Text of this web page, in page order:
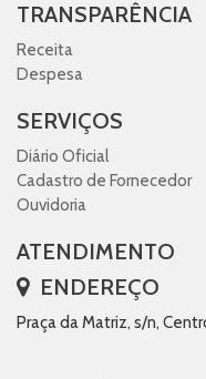
TRANSPARÊNCIA
Receita
Despesa
SERVIÇOS
Diário Oficial
Cadastro de Fornecedor
Ouvidoria
ATENDIMENTO
ENDEREÇO
Praça da Matriz, s/n,